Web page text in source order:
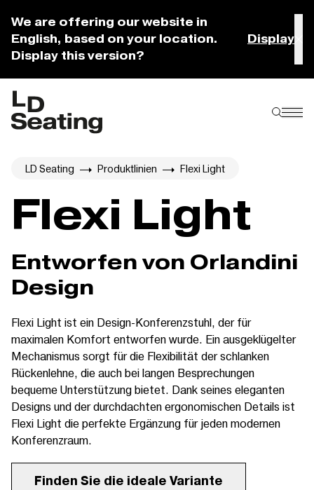
We are offering our website in
English, based on your location.
Display this version?
Display
LD Seating Produktlinien Flexi Light
Flexi Light
Entworfen von Orlandini
Design
Flexi Light ist ein Design-Konferenzstuhl, der für
maximalen Komfort entworfen wurde. Ein ausgeklügelter
Mechanismus sorgt für die Flexibilität der schlanken
Rückenlehne, die auch bei langen Besprechungen
bequeme Unterstützung bietet. Dank seines eleganten
Designs und der durchdachten ergonomischen Details ist
Flexi Light die perfekte Ergänzung für jeden modernen
Konferenzraum.
Finden Sie die ideale Variante